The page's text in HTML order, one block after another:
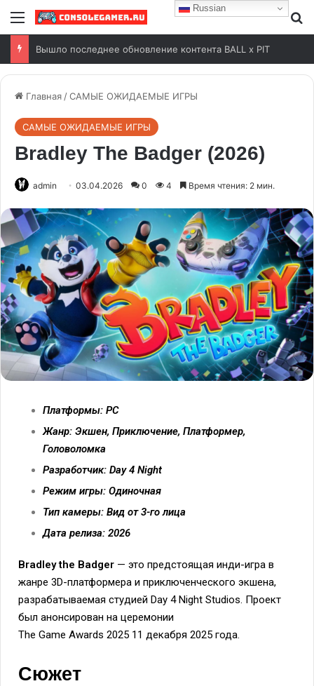
Free Play Days на Xbox с 6 по 9 августа 2026 года
Главная /САМЫЕ ОЖИДАЕМЫЕ ИГРЫ
САМЫЕ ОЖИДАЕМЫЕ ИГРЫ
Bradley The Badger (2026)
admin 03.04.2026 0 4 Время чтения: 2 мин.
Платформы: PC
Жанр: Экшен, Приключение, Платформер,
Головоломка
Разработчик: Day 4 Night
Режим игры: Одиночная
Тип камеры: Вид от 3-го лица
Дата релиза: 2026
Bradley the Badger — это предстоящая инди-игра в
жанре 3D-платформера и приключенческого экшена,
разрабатываемая студией Day 4 Night Studios. Проект
был анонсирован на церемонии
The Game Awards 2025 11 декабря 2025 года.
Сюжет
Russian